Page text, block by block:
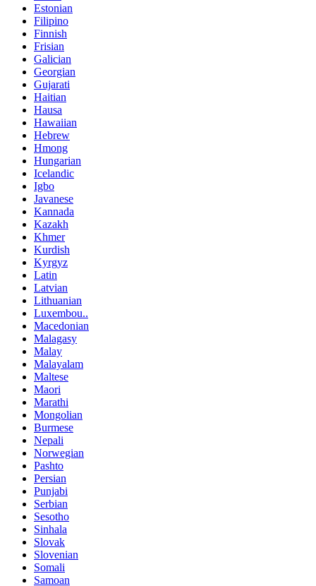
Estonian
Filipino
Finnish
Frisian
Galician
Georgian
Gujarati
Haitian
Hausa
Hawaiian
Hebrew
Hmong
Hungarian
Icelandic
Igbo
Javanese
Kannada
Kazakh
Khmer
Kurdish
Kyrgyz
Latin
Latvian
Lithuanian
Luxembou..
Macedonian
Malagasy
Malay
Malayalam
Maltese
Maori
Marathi
Mongolian
Burmese
Nepali
Norwegian
Pashto
Persian
Punjabi
Serbian
Sesotho
Sinhala
Slovak
Slovenian
Somali
Samoan